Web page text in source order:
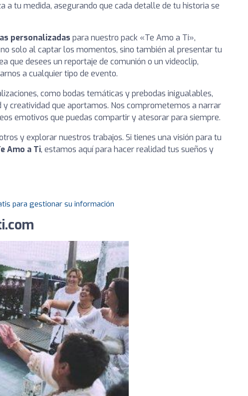
a tu medida, asegurando que cada detalle de tu historia se
personalizadas para nuestro pack «Te Amo a Ti»,
solo al captar los momentos, sino también al presentar tu
que desees un reportaje de comunión o un videoclip,
a cualquier tipo de evento.
como bodas temáticas y prebodas inigualables,
creatividad que aportamos. Nos comprometemos a narrar
emotivos que puedas compartir y atesorar para siempre.
y explorar nuestros trabajos. Si tienes una visión para tu
Amo a Ti, estamos aquí para hacer realidad tus sueños y
para gestionar su información